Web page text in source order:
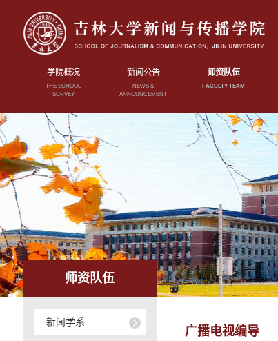
学院概况
THE SCHOOL
SURVEY
新闻公告
NEWS &
ANNOUNCEMENT
师资队伍
FACULTY TEAM
师资队伍
新闻学系
广播电视编导